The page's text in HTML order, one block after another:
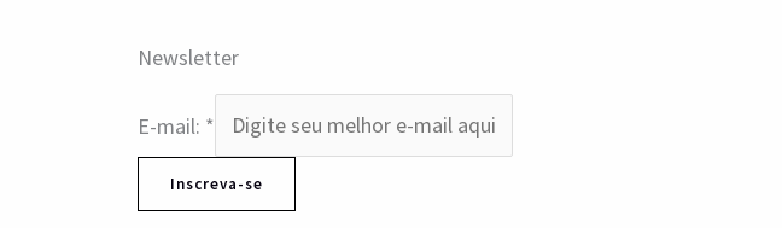
Newsletter
E-mail: *
Inscreva-se